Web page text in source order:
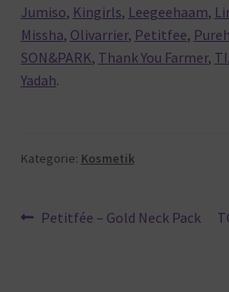
Jumiso, Kingirls, Leegeehaam,
Missha, Olivarrier, Petitfee,
SON&PARK, Thank You Farmer,
Yadah.
Kategorie: Kosmetik
Vorheriger
Petitfée – Gold Neck Pack